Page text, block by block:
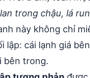
trong chậu, lá
này không chỉ
lập: cái lạnh giá
bên trong.